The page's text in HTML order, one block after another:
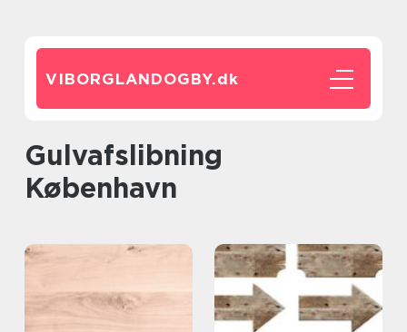
VIBORGLANDOGBY.dk
Gulvafslibning
København